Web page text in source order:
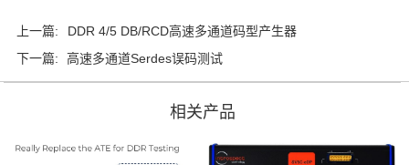
上一篇:
DDR 4/5 DB/RCD高速多通道码型产生器
下一篇:
高速多通道Serdes误码测试
相关产品